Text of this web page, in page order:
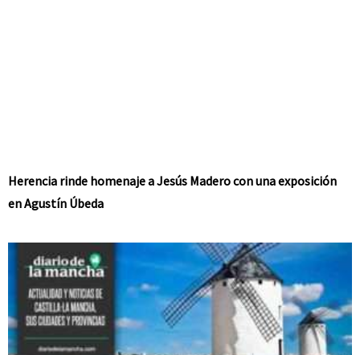
Herencia rinde homenaje a Jesús Madero con una exposición
en Agustín Úbeda